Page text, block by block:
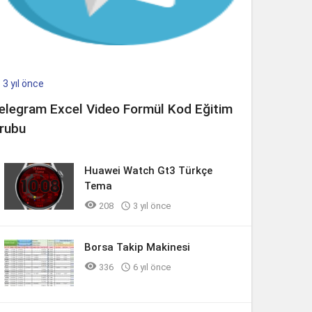
3 yıl önce
Excel Video Formül Kod Eğitim
Huawei Watch Gt3 Türkçe
Tema
 208  3 yıl önce
Borsa Takip Makinesi
 336  6 yıl önce